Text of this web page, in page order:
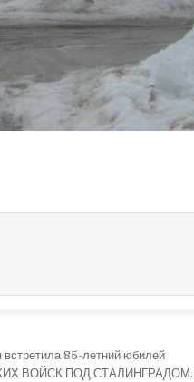
встретила 85-летний юбилей
ВОЙСК ПОД